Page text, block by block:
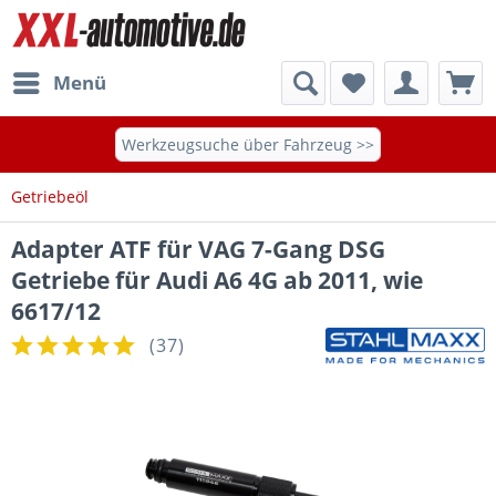
Menü
Werkzeugsuche über Fahrzeug >>
Getriebeöl
Adapter ATF für VAG 7-Gang DSG
Getriebe für Audi A6 4G ab 2011, wie
6617/12
(37)